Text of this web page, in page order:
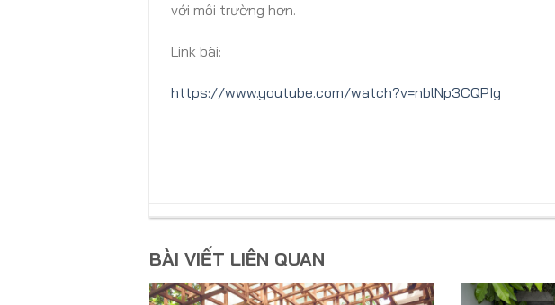
với môi trường hơn.
Link bài:
https://www.youtube.com/watch?v=nblNp3CQPIg
BÀI VIẾT LIÊN QUAN